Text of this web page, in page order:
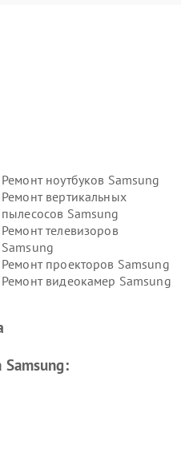
Ремонт ноутбуков Samsung
Ремонт вертикальных
пылесосов Samsung
Ремонт телевизоров
Samsung
Ремонт проекторов Samsung
Ремонт видеокамер Samsung
Samsung: